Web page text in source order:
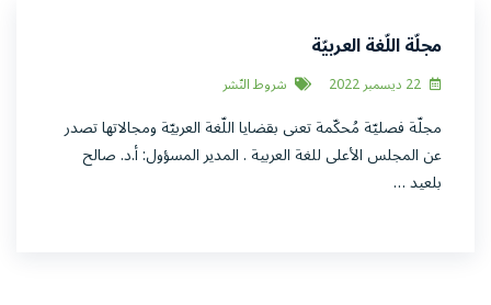
مجلّة اللّغة العربيّة
شروط النّشر
مجلّة فصليّة مُحكّمة تعنى بقضايا اللّغة العربيّة ومجالاتها تصدر
عن المجلس الأعلى للغة العربية . المدير المسؤول: أ.د. صالح
بلعيد …